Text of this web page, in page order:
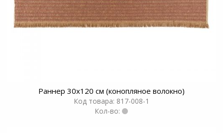
Раннер 30х120 см (конопляное волокно)
Код товара: 817-008-1
Кол-во: